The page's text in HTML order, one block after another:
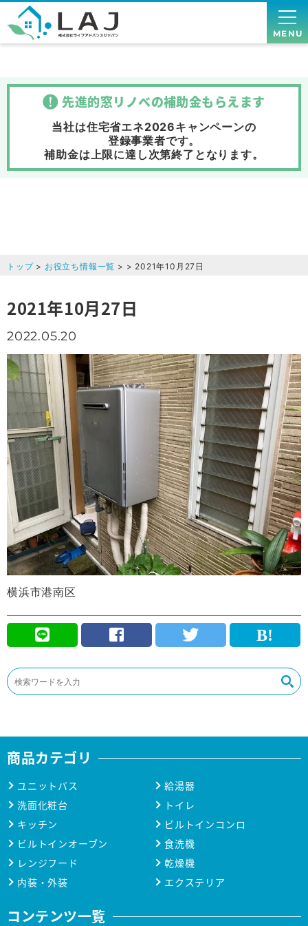
MENU
先進的窓リノベの補助金もらえます
当社は住宅省エネ2026キャンペーンの
登録事業者です。
補助金は上限に達し次第終了 となります。
トップ> お役立ち情報一覧 > > 2021年10月27日
2021年10月27日
2022.05.20
横浜市港南区
商品カテゴリ
ユニットバス
給湯器
洗面化粧台
トイレ
キッチン
ビルトインコンロ
ビルトインオーブン
食洗機
レンジフード
乾燥機
内装・外装
エクステリア
コンテンツ一覧